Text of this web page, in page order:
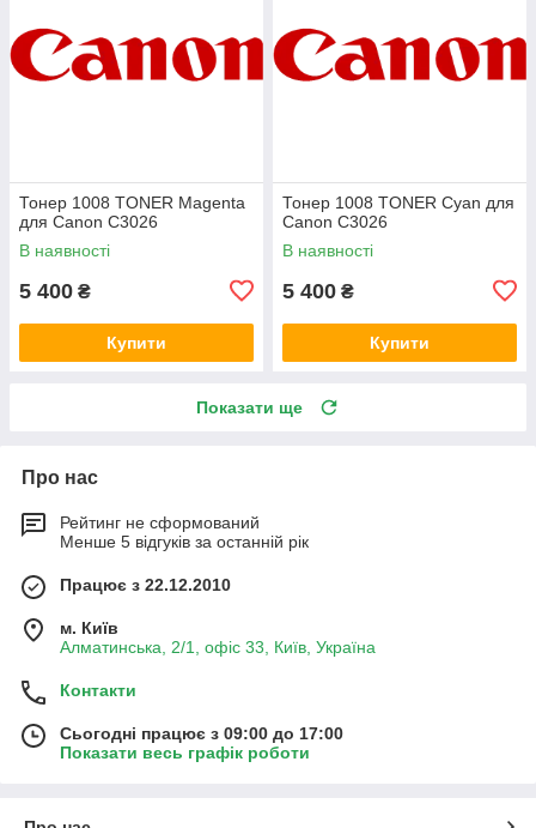
Тонер 1008 TONER Magenta
для Canon C3026
В наявності
5 400 ₴
Купити
Тонер 1008 TONER Cyan для
Canon C3026
В наявності
5 400 ₴
Купити
Показати ще
Про нас
Рейтинг не сформований
Менше 5 відгуків за останній рік
Працює з 22.12.2010
м. Київ
Алматинська, 2/1, офіс 33, Київ, Україна
Контакти
Сьогодні працює з 09:00 до 17:00
Показати весь графік роботи